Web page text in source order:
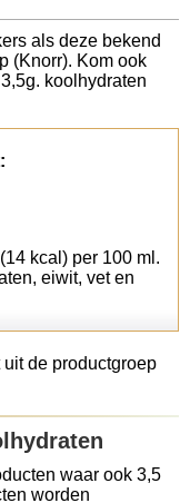
als deze bekend
(Knorr). Kom ook
koolhydraten
kcal) per 100 ml.
eiwit, vet en
de productgroep
waar ook 3,5
worden